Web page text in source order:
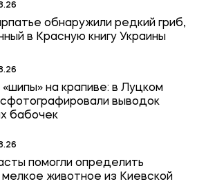
обнаружили редкий гриб,
в Красную книгу Украины
на крапиве: в Луцком
выводок
бабочек
помогли определить
животное из Киевской